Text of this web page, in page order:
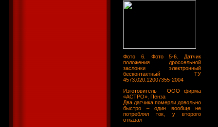
Фото 6. Фото 5-6. Датчик
положения дроссельной
заслонки электронный
бесконтактный ТУ
4573.020.12007355-2004
Изготовитель – ООО фирма
«АСТРО», Пенза
Два датчика померли довольно
быстро – один вообще не
потреблял ток, у второго
отказал